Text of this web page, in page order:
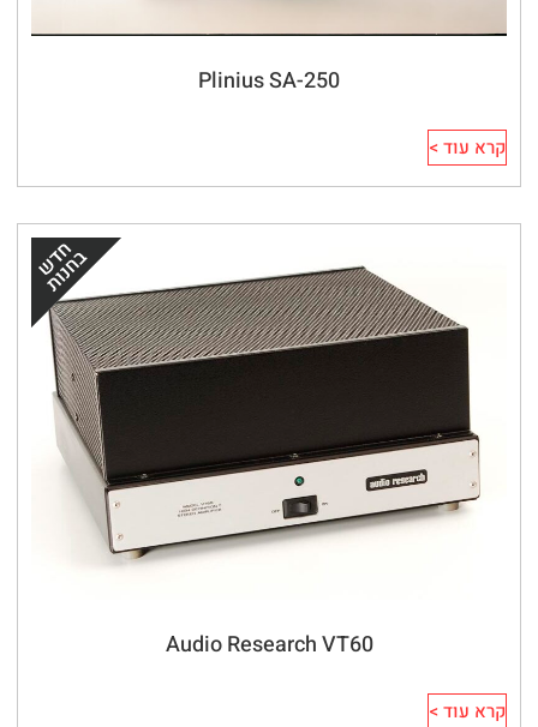
Plinius SA-250
קרא עוד >
Audio Research VT60
קרא עוד >